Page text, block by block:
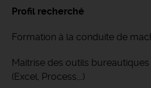
Profil recherché
Formation à la conduite de
Maitrise des outils
(Excel, Process,…)